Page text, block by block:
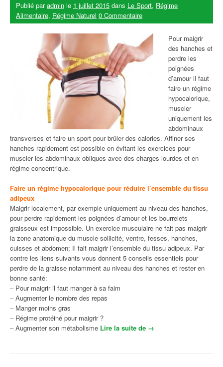
Publié paradmin le 1 juillet 2015 dans Le Sport, Régime
Alimentaire, Régime Naturel 0 Commentaire
Pour maigrir
des hanches et
perdre les
poignées
d’amour il faut
faire un régime
hypocalorique,
muscler
uniquement les
abdominaux
transverses et faire un sport pour brûler des calories. Affiner ses
hanches rapidement est possible en évitant les exercices pour
muscler les abdominaux obliques avec des charges lourdes et en
régime concentrique.
Faire un régime hypocalorique pour réduire l’ensemble du tissu
adipeux
Maigrir localement, par exemple uniquement au niveau des hanches,
pour perdre rapidement les poignées d’amour et les bourrelets
graisseux est impossible. Un exercice musculaire ne fait pas maigrir
la zone anatomique du muscle sollicité, ventre, fesses, hanches,
cuisses et abdomen; Il fait maigrir l’ensemble du tissu adipeux. Par
contre les liens suivants vous donnent 5 conseils essentiels pour
perdre de la graisse notamment au niveau des hanches et rester en
bonne santé:
– Pour maigrir il faut manger à sa faim
– Augmenter le nombre des repas
– Manger moins gras
– Régime protéiné pour maigrir ?
– Augmenter son métabolisme Lire la suite de « Comment maigrir des
→